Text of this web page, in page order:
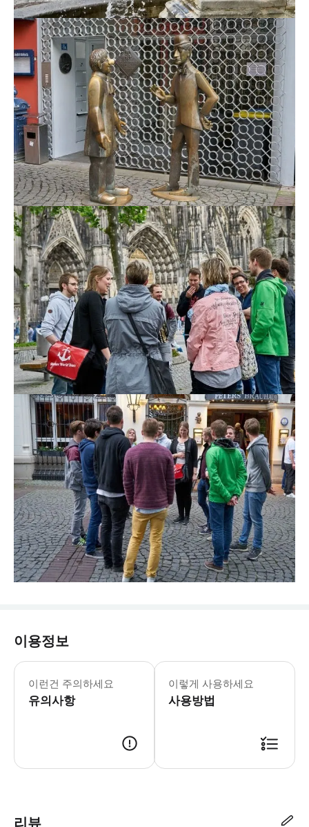
이용정보
이런건 주의하세요
유의사항
이렇게 사용하세요
사용방법
리뷰